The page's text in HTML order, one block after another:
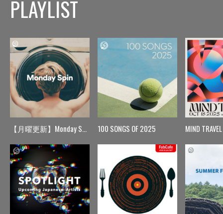
PLAYLIST
【月曜更新】Monday Spin 100 SONGS OF 2025 MIND TRAVEL